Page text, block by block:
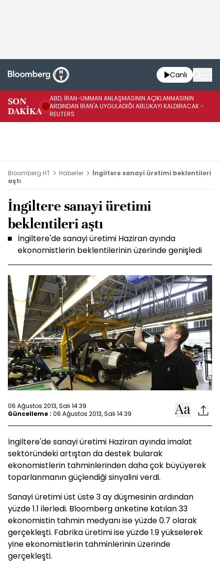
Canlı
SON
DAKİKA
ABD, İRAN-UMMAN ANLAŞMASININ AÇIKLANMASININ
ARDINDAN İRAN'A UYGULADIĞI ABLUKAYI KALDIRACAK -
REUTERS
Bloomberg HT Haberler
İngiltere sanayi üretimi beklentileri
aştı
İngiltere sanayi üretimi
beklentileri aştı
İngiltere'de sanayi üretimi Haziran ayında
ekonomistlerin beklentilerinin üzerinde genişledi
06 Ağustos 2013, Salı 14:39
Güncelleme : 06 Ağustos 2013, Salı 14:39
İngiltere'de sanayi üretimi Haziran ayında imalat
sektöründeki artıştan da destek bularak
ekonomistlerin tahminlerinden daha çok büyüyerek
toparlanmanın güçlendiği sinyalini verdi.
Sanayi üretimi üst üste 3 ay düşmesinin ardından
yüzde 1.1 ilerledi. Bloomberg anketine katılan 33
ekonomistin tahmin medyanı ise yüzde 0.7 olarak
gerçekleşti. Fabrika üretimi ise yüzde 1.9 yükselerek
yine ekonomistlerin tahminlerinin üzerinde
gerçekleşti.